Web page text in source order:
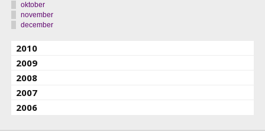
oktober
november
december
2010
2009
2008
2007
2006